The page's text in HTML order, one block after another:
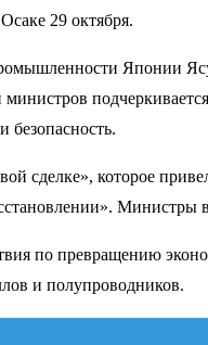
29 октября.
Японии
сделке», которое
Министры
по превращению
и полупроводников.